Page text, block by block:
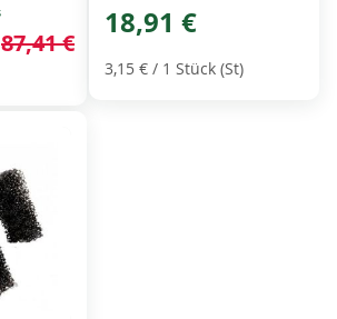
87,41 €
18,91 €
3,15 € / 1 Stück (St)